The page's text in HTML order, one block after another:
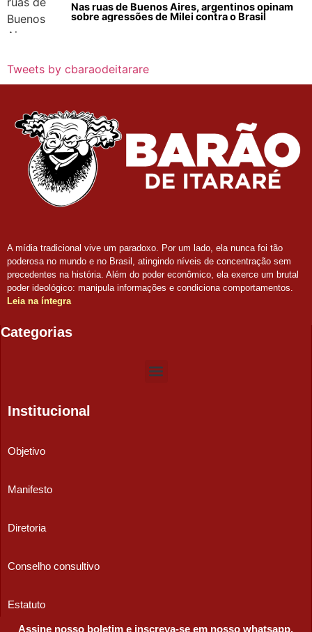
Nas ruas de Buenos Aires, argentinos opinam
sobre agressões de Milei contra o Brasil
Tweets by cbaraodeitarare
A mídia tradicional vive um paradoxo. Por um lado, ela nunca foi tão
poderosa no mundo e no Brasil, atingindo níveis de concentração sem
precedentes na história. Além do poder econômico, ela exerce um brutal
poder ideológico: manipula informações e condiciona comportamentos.
Leia na íntegra
Categorias
Institucional
Objetivo
Manifesto
Diretoria
Conselho consultivo
Estatuto
Assine nosso boletim e inscreva-se em nosso whatsapp.